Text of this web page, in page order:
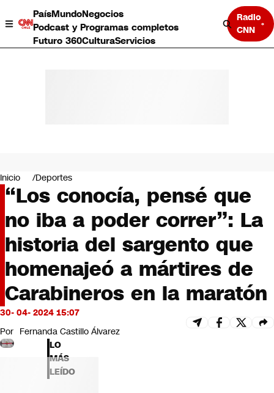
PaísMundoNegocios
Podcast y Programas completos
Futuro 360CulturaServicios
Radio
CNN
Negocios
Deportes
Programas completos
Cultura
Servicios
Bits
CNN tiempo
Futuro 360
Opinión
Inicio Deportes
“Los conocía, pensé que
no iba a poder correr”: La
historia del sargento que
homenajeó a mártires de
Carabineros en la maratón
30- 04- 2024 15:07
Por Fernanda Castillo Álvarez
LO
MÁS
LEÍDO